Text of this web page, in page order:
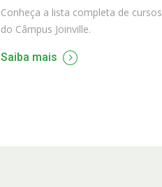
Conheça a lista completa de cursos
do Câmpus Joinville.
Saiba mais